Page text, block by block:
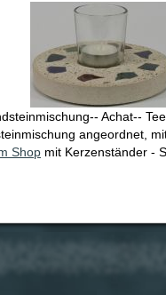
Achat--
angeordnet,
Shop mit Kerzenständer -